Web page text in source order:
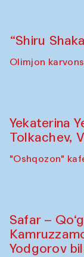
“Shiru
Olimjon
Yekaterina
Tolkachev,
"Oshqozon"
Safar –
Yodgorov